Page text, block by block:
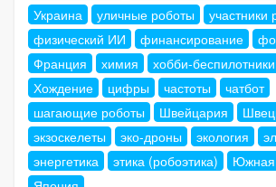
Украина
уличные роботы
участники
физический ИИ
финансирование
Франция
химия хобби-беспилотники
Хождение
цифры частоты
чатбот
шагающие роботы
Швейцария
экзоскелеты
эко-дроны экология
энергетика
этика (робоэтика) Южная